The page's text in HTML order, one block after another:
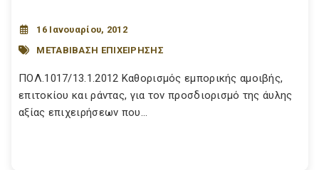
16 Ιανουαρίου, 2012
ΜΕΤΑΒΙΒΑΣΗ ΕΠΙΧΕΙΡΗΣΗΣ
ΠΟΛ.1017/13.1.2012 Καθορισμός εμπορικής αμοιβής,
επιτοκίου και ράντας, για τον προσδιορισμό της άυλης
αξίας επιχειρήσεων που...